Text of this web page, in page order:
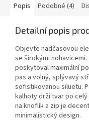
Popis Podobné (4)
Detailní popis
Objevte nadčasovou
se širokými
poskytoval maximální
pas a volný, splývavý
sofistikovanou siluetu.
kalhoty drží tvar po celý
na knoflík a zip je
minimalistický design.